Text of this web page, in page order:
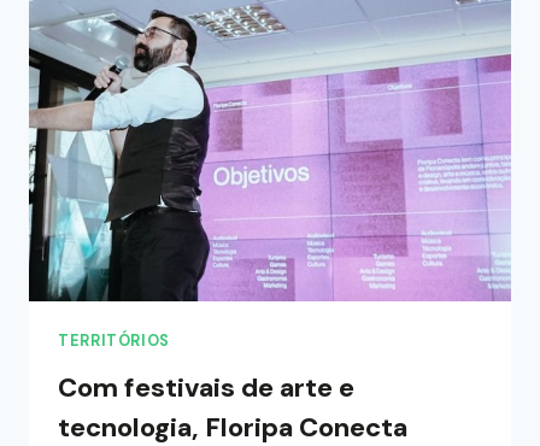
TERRITÓRIOS
Com festivais de arte e
tecnologia, Floripa Conecta